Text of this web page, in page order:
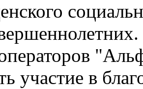
участие в